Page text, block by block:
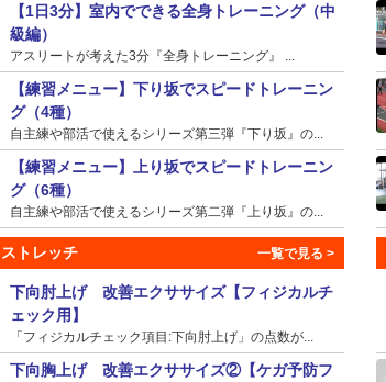
【1日3分】室内でできる全身トレーニング（中
級編）
アスリートが考えた3分『全身トレーニング』 ...
【練習メニュー】下り坂でスピードトレーニン
グ（4種）
自主練や部活で使えるシリーズ第三弾『下り坂』の...
【練習メニュー】上り坂でスピードトレーニン
グ（6種）
自主練や部活で使えるシリーズ第二弾『上り坂』の...
トレッチ
下向肘上げ 改善エクササイズ【フィジカルチ
ェック用】
「フィジカルチェック項目:下向肘上げ」の点数が...
下向胸上げ 改善エクササイズ②【ケガ予防フ